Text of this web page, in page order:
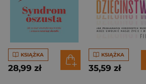
KSIĄŻKA
28,99 zł
KSIĄŻKA
35,59 zł